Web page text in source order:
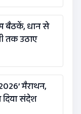
बैठकें, धान से
तक उठाए
मैराथन,
संदेश